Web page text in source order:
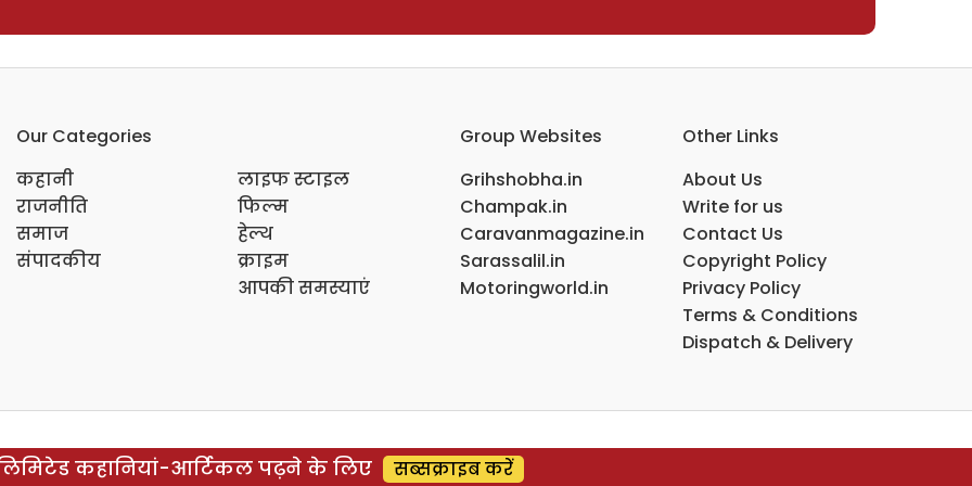
Our Categories
कहानी
राजनीति
समाज
संपादकीय
लाइफ स्टाइल
फिल्म
हेल्थ
क्राइम
आपकी समस्याएं
Group Websites
Grihshobha.in
Champak.in
Caravanmagazine.in
Sarassalil.in
Motoringworld.in
Other Links
About Us
Write for us
Contact Us
Copyright Policy
Privacy Policy
Terms & Conditions
Dispatch & Delivery
कहानियां-आर्टिकल पढ़ने के लिए सब्सक्राइब करें